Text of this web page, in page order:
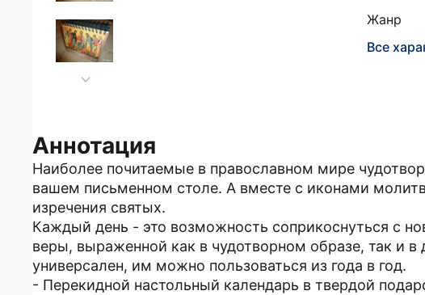
Жанр
Все
Аннотация
Наиболее почитаемые в православном мире
вашем письменном столе. А вместе с иконами
изречения святых.
Каждый день - это возможность соприкоснуться с
веры, выраженной как в чудотворном образе, так и в
универсален, им можно пользоваться из года в год.
- Перекидной настольный календарь в твердой